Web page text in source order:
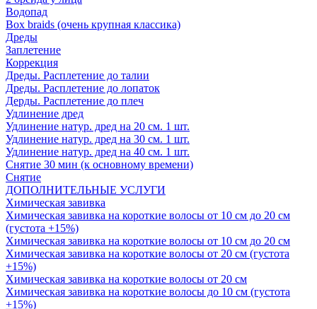
Водопад
Box braids (очень крупная классика)
Дреды
Заплетение
Коррекция
Дреды. Расплетение до талии
Дреды. Расплетение до лопаток
Дерды. Расплетение до плеч
Удлинение дред
Удлинение натур. дред на 20 см. 1 шт.
Удлинение натур. дред на 30 см. 1 шт.
Удлинение натур. дред на 40 см. 1 шт.
Снятие 30 мин (к основному времени)
Снятие
ДОПОЛНИТЕЛЬНЫЕ УСЛУГИ
Химическая завивка
Химическая завивка на короткие волосы от 10 см до 20 см
(густота +15%)
Химическая завивка на короткие волосы от 10 см до 20 см
Химическая завивка на короткие волосы от 20 см (густота
+15%)
Химическая завивка на короткие волосы от 20 см
Химическая завивка на короткие волосы до 10 см (густота
+15%)